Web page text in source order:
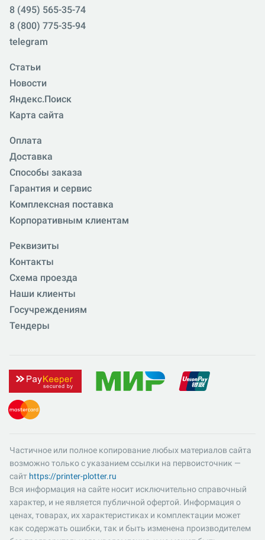
8 (495) 565-35-74
8 (800) 775-35-94
telegram
Статьи
Новости
Яндекс.Поиск
Карта сайта
Оплата
Доставка
Способы заказа
Гарантия и сервис
Комплексная поставка
Корпоративным клиентам
Реквизиты
Контакты
Схема проезда
Наши клиенты
Госучреждениям
Тендеры
Частичное или полное копирование любых материалов сайта
возможно только с указанием ссылки на первоисточник —
сайт https://printer-plotter.ru
Вся информация на сайте носит исключительно справочный
характер, и не является публичной офертой. Информация о
ценах, товарах, их характеристиках и комплектации может
как содержать ошибки, так и быть изменена производителем